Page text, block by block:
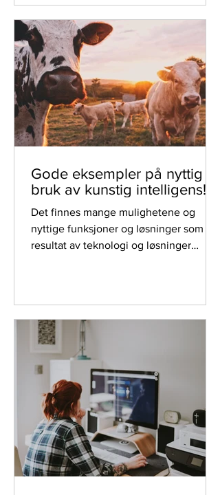
Gode eksempler på nyttig
bruk av kunstig intelligens!
Det finnes mange mulighetene og
nyttige funksjoner og løsninger som
resultat av teknologi og løsninger